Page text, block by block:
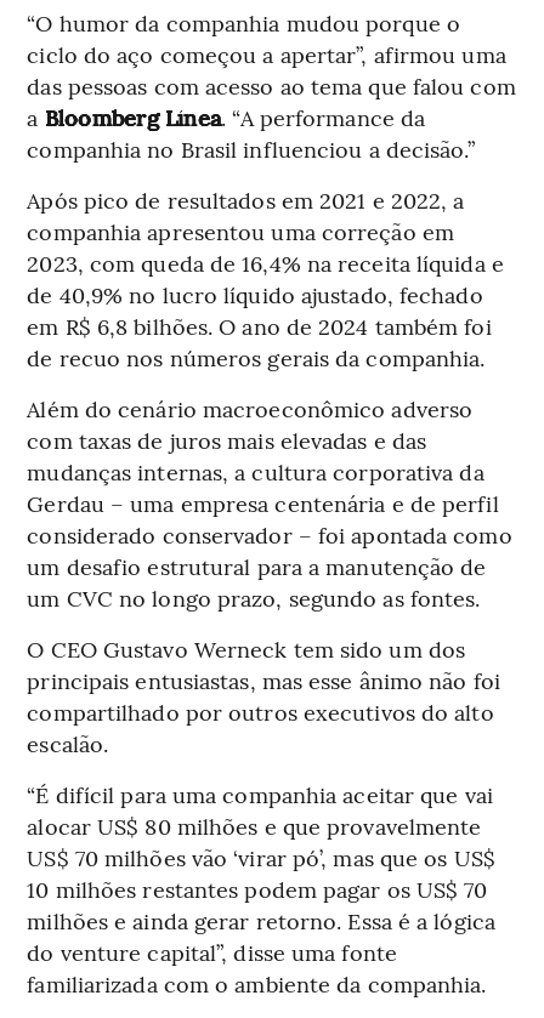
“O humor da companhia mudou porque o
ciclo do aço começou a apertar”, afirmou uma
das pessoas com acesso ao tema que falou com
a Bloomberg Línea. “A performance da
companhia no Brasil influenciou a decisão.”
Após pico de resultados em 2021 e 2022, a
companhia apresentou uma correção em
2023, com queda de 16,4% na receita líquida e
de 40,9% no lucro líquido ajustado, fechado
em R$ 6,8 bilhões. O ano de 2024 também foi
de recuo nos números gerais da companhia.
Além do cenário macroeconômico adverso
com taxas de juros mais elevadas e das
mudanças internas, a cultura corporativa da
Gerdau – uma empresa centenária e de perfil
considerado conservador – foi apontada como
um desafio estrutural para a manutenção de
um CVC no longo prazo, segundo as fontes.
O CEO Gustavo Werneck tem sido um dos
principais entusiastas, mas esse ânimo não foi
compartilhado por outros executivos do alto
escalão.
“É difícil para uma companhia aceitar que vai
alocar US$ 80 milhões e que provavelmente
US$ 70 milhões vão ‘virar pó’, mas que os US$
10 milhões restantes podem pagar os US$ 70
milhões e ainda gerar retorno. Essa é a lógica
do venture capital”, disse uma fonte
familiarizada com o ambiente da companhia.